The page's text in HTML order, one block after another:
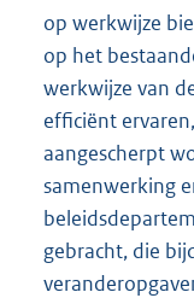
op werkwijze
op het
werkwijze van
efficiënt
aangescherpt
samenwerking
gebracht, die